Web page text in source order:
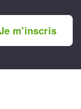
m'inscris